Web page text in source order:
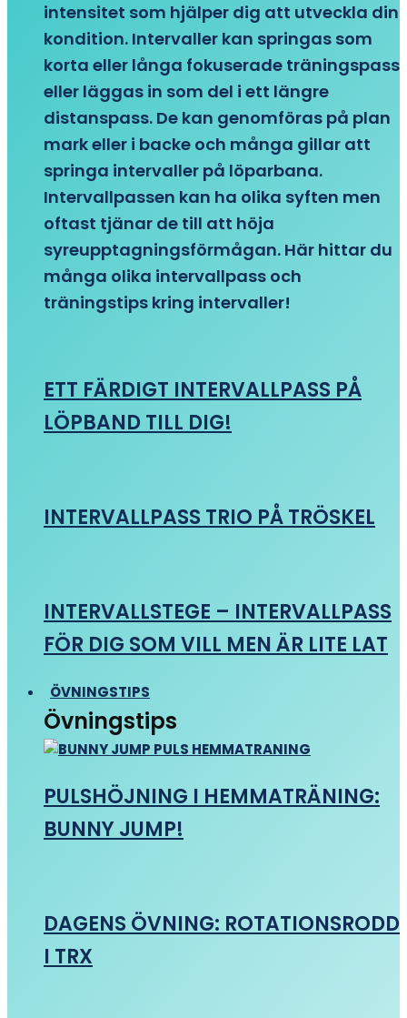
intensitet som hjälper dig att utveckla din
kondition. Intervaller kan springas som
korta eller långa fokuserade träningspass
eller läggas in som del i ett längre
distanspass. De kan genomföras på plan
mark eller i backe och många gillar att
springa intervaller på löparbana.
Intervallpassen kan ha olika syften men
oftast tjänar de till att höja
syreupptagningsförmågan. Här hittar du
många olika intervallpass och
träningstips kring intervaller!
ETT FÄRDIGT INTERVALLPASS PÅ
LÖPBAND TILL DIG!
INTERVALLPASS TRIO PÅ TRÖSKEL
INTERVALLSTEGE – INTERVALLPASS
FÖR DIG SOM VILL MEN ÄR LITE LAT
ÖVNINGSTIPS
Övningstips
PULSHÖJNING I HEMMATRÄNING:
BUNNY JUMP!
DAGENS ÖVNING: ROTATIONSRODD
I TRX